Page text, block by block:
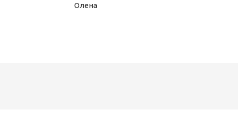
Олена